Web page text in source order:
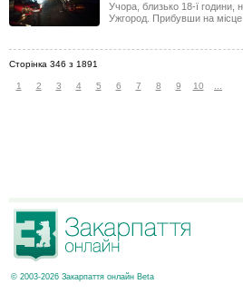
Учора, близько 18-ї години,
Ужгород. Прибувши на місце
Сторінка 346 з 1891
1 2 3 4 5 6 7 8 9 10
© 2003-2026 Закарпаття онлайн Beta